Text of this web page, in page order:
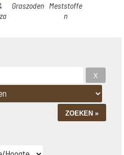
Graszoden Meststoffe
n